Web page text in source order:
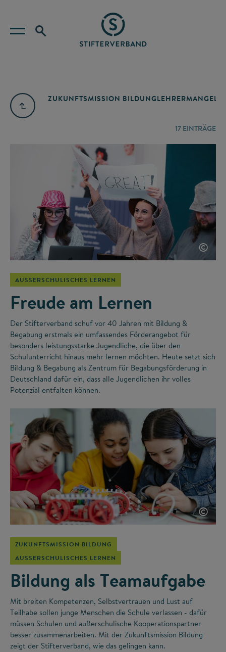
ZUKUNFTSMISSION BILDUNGLEHRERMANGEL
17 EINTRÄGE
©
AUSSERSCHULISCHES LERNEN
Freude am Lernen
Der Stifterverband schuf vor 40 Jahren mit Bildung &
Begabung erstmals ein umfassendes Förderangebot für
besonders leistungsstarke Jugendliche, die über den
Schulunterricht hinaus mehr lernen möchten. Heute setzt sich
Bildung & Begabung als Zentrum für Begabungsförderung in
Deutschland dafür ein, dass alle Jugendlichen ihr volles
Potenzial entfalten können.
©
ZUKUNFTSMISSION BILDUNG
AUSSERSCHULISCHES LERNEN
Bildung als Teamaufgabe
Mit breiten Kompetenzen, Selbstvertrauen und Lust auf
Teilhabe sollen junge Menschen die Schule verlassen - dafür
müssen Schulen und außerschulische Kooperationspartner
besser zusammenarbeiten. Mit der Zukunftsmission Bildung
zeigt der Stifterverband, wie das gelingen kann.